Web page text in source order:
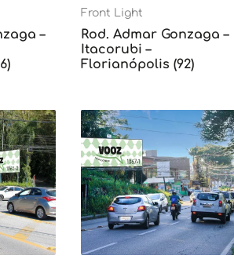
–
Front Light
Rod. Admar Gonzaga –
Itacorubi –
Florianópolis (92)